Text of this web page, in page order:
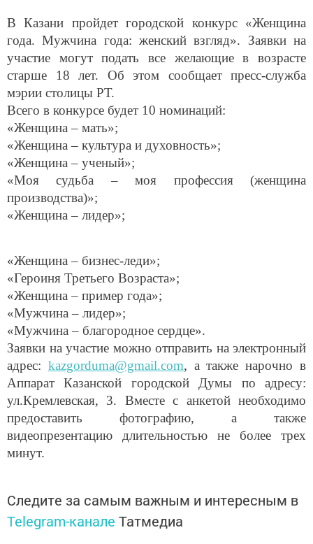
В Казани пройдет городской конкурс «Женщина
года. Мужчина года: женский взгляд». Заявки на
участие могут подать все желающие в возрасте
старше 18 лет. Об этом сообщает пресс-служба
мэрии столицы РТ.
Всего в конкурсе будет 10 номинаций:
«Женщина – мать»;
«Женщина – культура и духовность»;
«Женщина – ученый»;
«Моя судьба – моя профессия (женщина
производства)»;
«Женщина – лидер»;
«Женщина – бизнес-леди»;
«Героиня Третьего Возраста»;
«Женщина – пример года»;
«Мужчина – лидер»;
«Мужчина – благородное сердце».
Заявки на участие можно отправить на электронный
адрес: kazgorduma@gmail.com , а также нарочно в
Аппарат Казанской городской Думы по адресу:
ул.Кремлевская, 3. Вместе с анкетой необходимо
предоставить фотографию, а также
видеопрезентацию длительностью не более трех
минут.
Следите за самым важным и интересным в
Telegram-канале Татмедиа